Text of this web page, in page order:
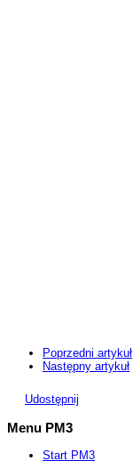
Poprzedni artykuł
Następny artykuł
Udostępnij
Menu PM3
Start PM3